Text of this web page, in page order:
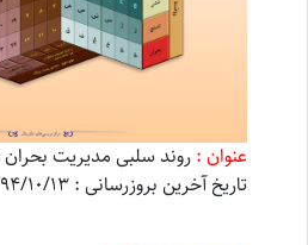
عنوان : روند سلبی مدیریت بحران 14
تاریخ آخرین بروزرسانی : 1394/10/13